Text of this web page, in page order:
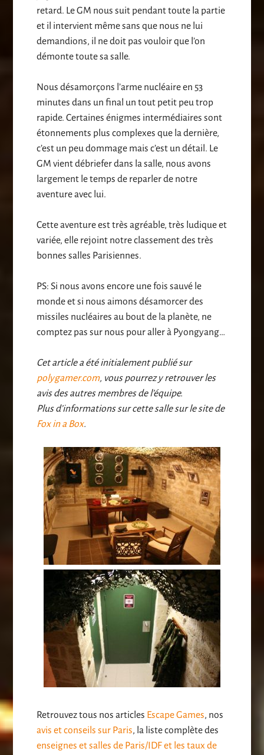
retard. Le GM nous suit pendant toute la partie
et il intervient même sans que nous ne lui
demandions, il ne doit pas vouloir que l’on
démonte toute sa salle.
Nous désamorçons l’arme nucléaire en 53
minutes dans un final un tout petit peu trop
rapide. Certaines énigmes intermédiaires sont
étonnements plus complexes que la dernière,
c’est un peu dommage mais c’est un détail. Le
GM vient débriefer dans la salle, nous avons
largement le temps de reparler de notre
aventure avec lui.
Cette aventure est très agréable, très ludique et
variée, elle rejoint notre classement des très
bonnes salles Parisiennes.
PS: Si nous avons encore une fois sauvé le
monde et si nous aimons désamorcer des
missiles nucléaires au bout de la planète, ne
comptez pas sur nous pour aller à Pyongyang…
Cet article a été initialement publié sur
polygamer.com, vous pourrez y retrouver les
avis des autres membres de l’équipe.
Plus d’informations sur cette salle sur le site de
Fox in a Box.
Retrouvez tous nos articles Escape Games, nos
avis et conseils sur Paris, la liste complète des
enseignes et salles de Paris/IDF et les taux de